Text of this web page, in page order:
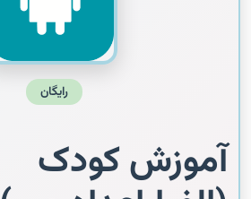
رایگان
آموزش کودک